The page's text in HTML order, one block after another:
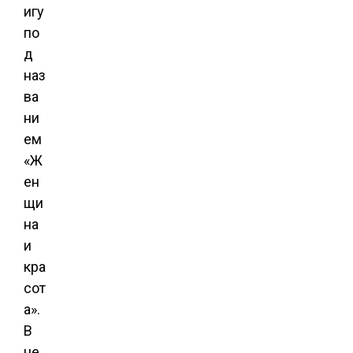
игу
по
д
наз
ва
ни
ем
«Ж
ен
щи
на
и
кра
сот
а».
В